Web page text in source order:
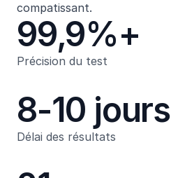
compatissant.
Précision du test
99,9%+
Délai des résultats
8-10 jours